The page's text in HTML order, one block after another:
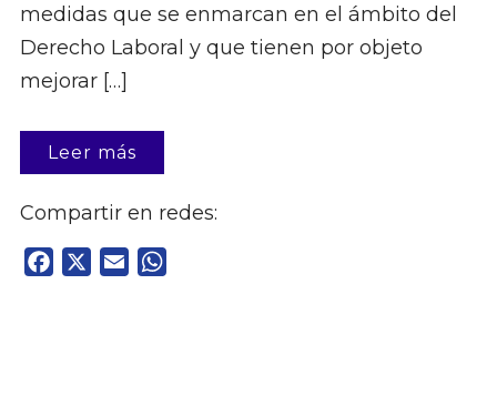
medidas que se enmarcan en el ámbito del
Derecho Laboral y que tienen por objeto
mejorar […]
Leer más
Compartir en redes:
Facebook Email